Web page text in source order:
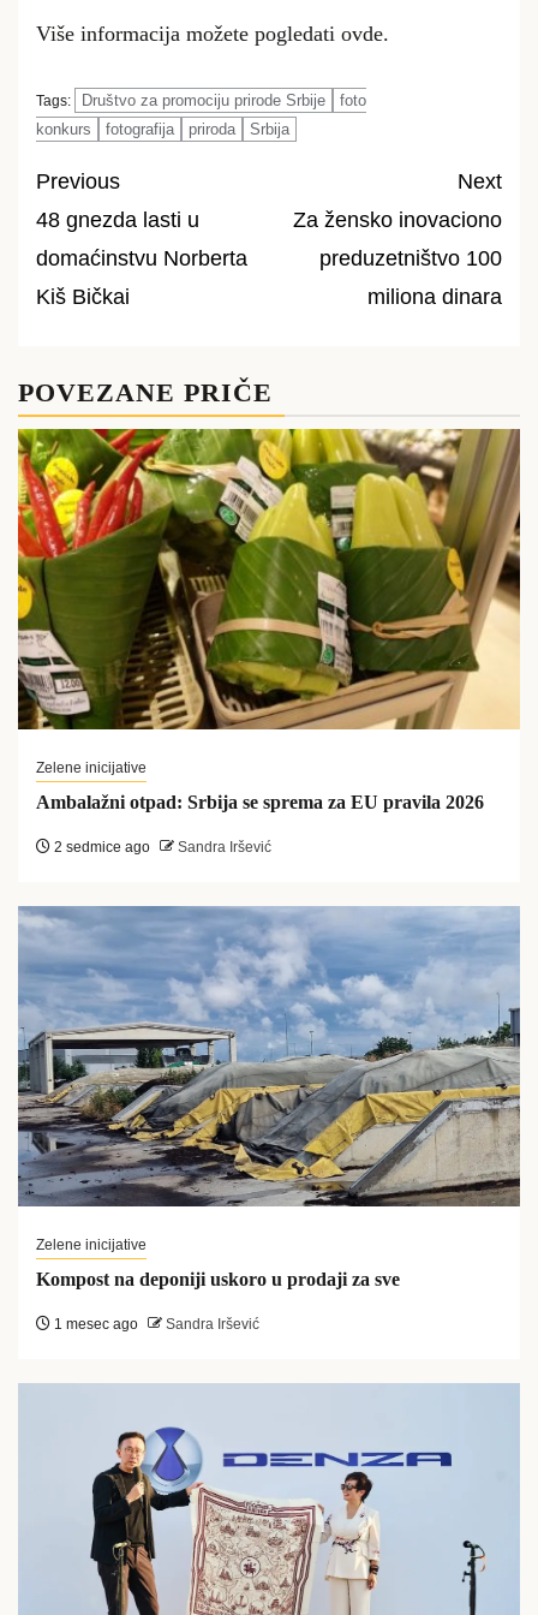
Više informacija možete pogledati ovde.
Tags: Društvo za promociju prirode Srbije
foto
konkurs
fotografija priroda Srbija
Post
navigation
Previous
48 gnezda lasti u
domaćinstvu Norberta
Kiš Bičkai
Next
Za žensko inovaciono
preduzetništvo 100
miliona dinara
POVEZANE PRIČE
Zelene inicijative
Ambalažni otpad: Srbija se sprema za EU pravila 2026
2 sedmice ago Sandra Iršević
Zelene inicijative
Kompost na deponiji uskoro u prodaji za sve
1 mesec ago Sandra Iršević